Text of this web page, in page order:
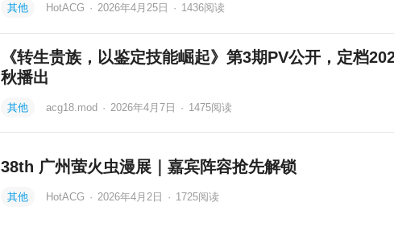
其他 HotACG · 2026年4月25日 · 1436阅读
《转生贵族，以鉴定技能崛起》第3期PV公开，定档
秋播出
其他 acg18.mod · 2026年4月7日 · 1475阅读
38th 广州萤火虫漫展｜嘉宾阵容抢先解锁
其他 HotACG · 2026年4月2日 · 1725阅读